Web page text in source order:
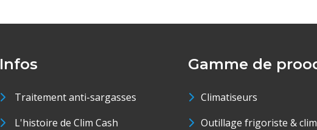
Infos
Traitement anti-sargasses
L'histoire de Clim Cash
Gamme de
Climatiseurs
Outillage frigoriste &